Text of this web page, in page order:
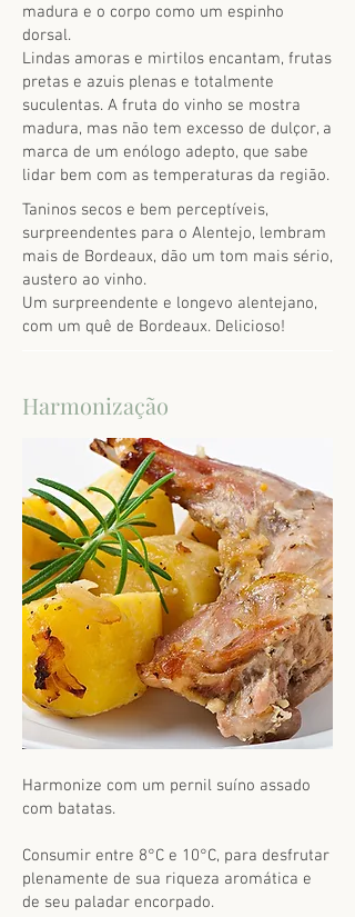
madura e o corpo como um espinho
dorsal.
Lindas amoras e mirtilos encantam, frutas
pretas e azuis plenas e totalmente
suculentas. A fruta do vinho se mostra
madura, mas não tem excesso de dulçor, a
marca de um enólogo adepto, que sabe
lidar bem com as temperaturas da região.
Taninos secos e bem perceptíveis,
surpreendentes para o Alentejo, lembram
mais de Bordeaux, dão um tom mais sério,
austero ao vinho.
Um surpreendente e longevo alentejano,
com um quê de Bordeaux. Delicioso!
Harmonização
Harmonize com um pernil suíno assado
com batatas.
Consumir entre 8°C e 10°C, para desfrutar
plenamente de sua riqueza aromática e
de seu paladar encorpado.